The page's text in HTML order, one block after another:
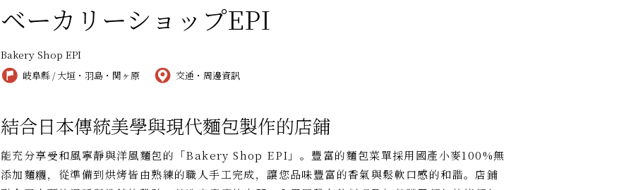
ベーカリーショップEPI
Bakery Shop EPI
岐阜縣 / 大垣・羽島・関ヶ原 交通・周邊資訊
結合日本傳統美學與現代麵包製作的店鋪
能充分享受和風寧靜與洋風麵包的「Bakery Shop EPI」。豐富的麵包菜單採用國產小麥100%無
添加麵糰，從準備到烘烤皆由熟練的職人手工完成，讓您品味豐富的香氣與鬆軟口感的和諧。店鋪